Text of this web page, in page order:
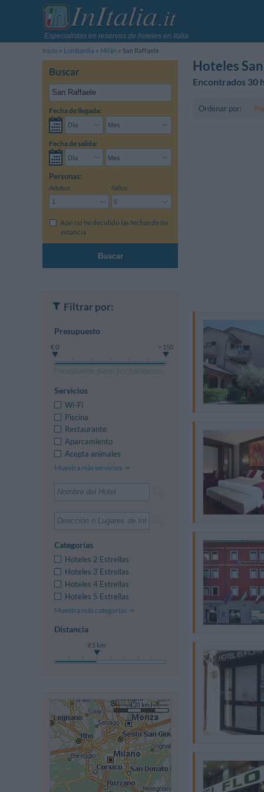
Especialistas en reservas de hoteles en Italia
Inicio
Lombardía Milán San Raffaele
Buscar
Fecha de llegada:
Fecha de salida:
Personas:
Adultos: Niños:
Aún no he decidido las fechas de mi
estancia
Buscar
Hoteles
Encontrados 30
Ordenar por:
Filtrar por:
Presupuesto
€ 0 > 150
Presupuesto diario por habitación
Servicios
Wi-Fi
Piscina
Restaurante
Aparcamiento
Acepta animales
Muestra más servicios
Categorías
Hoteles 2 Estrellas
Hoteles 3 Estrellas
Hoteles 4 Estrellas
Hoteles 5 Estrellas
Muestra más categorías
Distancia
9.5 km